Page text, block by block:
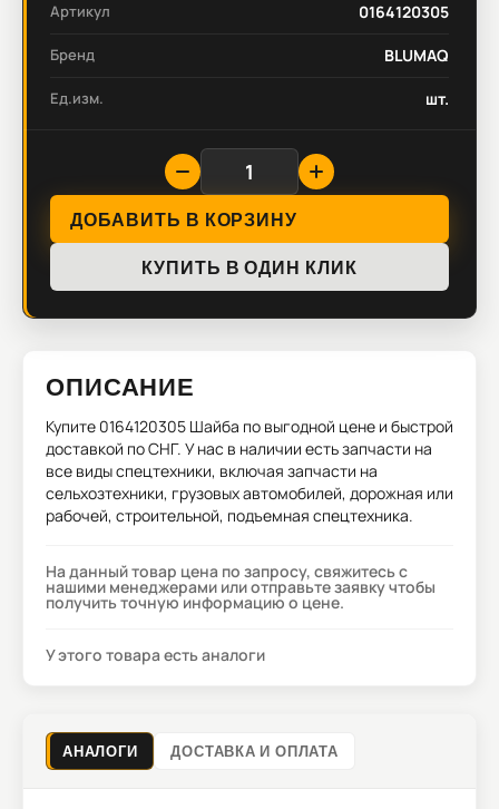
Артикул 0164120305
Бренд BLUMAQ
Ед.изм. шт.
ДОБАВИТЬ В КОРЗИНУ
КУПИТЬ В ОДИН КЛИК
ОПИСАНИЕ
Купите 0164120305 Шайба по выгодной цене и быстрой
доставкой по СНГ. У нас в наличии есть запчасти на
все виды спецтехники, включая запчасти на
сельхозтехники, грузовых автомобилей, дорожная или
рабочей, строительной, подъемная спецтехника.
На данный товар цена по запросу, свяжитесь с
нашими менеджерами или отправьте заявку чтобы
получить точную информацию о цене.
У этого товара есть аналоги
АНАЛОГИ ДОСТАВКА И ОПЛАТА